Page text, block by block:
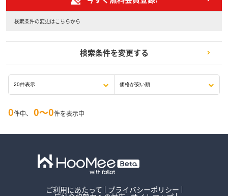
検索条件の変更はこちらから
検索条件を変更する
0件中、 0〜0件を表示中
ご利用にあたって プライバシーポリシー